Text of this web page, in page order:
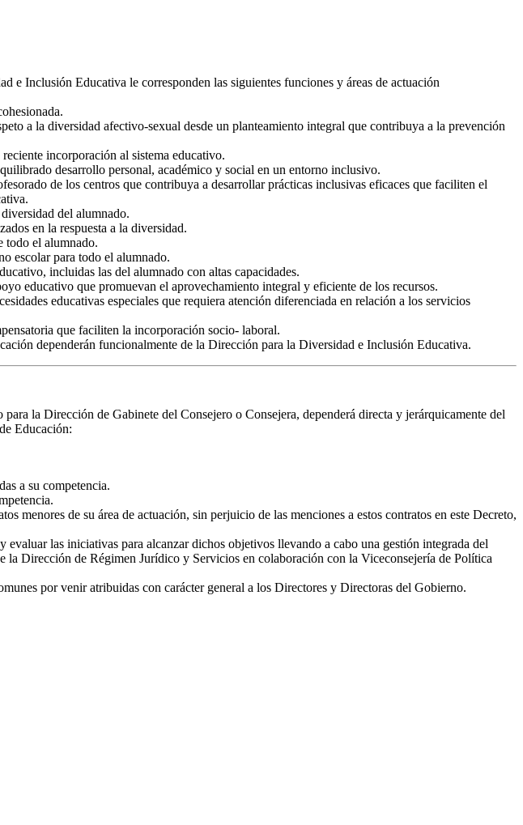
e Inclusión Educativa le corresponden las siguientes funciones y áreas de actuación
a la diversidad afectivo-sexual desde un planteamiento integral que contribuya a la prevención
incorporación al sistema educativo.
desarrollo personal, académico y social en un entorno inclusivo.
de los centros que contribuya a desarrollar prácticas inclusivas eficaces que faciliten el
del alumnado.
en la respuesta a la diversidad.
todo el alumnado.
escolar para todo el alumnado.
incluidas las del alumnado con altas capacidades.
educativo que promuevan el aprovechamiento integral y eficiente de los recursos.
educativas especiales que requiera atención diferenciada en relación a los servicios
que faciliten la incorporación socio- laboral.
dependerán funcionalmente de la Dirección para la Diversidad e Inclusión Educativa.
la Dirección de Gabinete del Consejero o Consejera, dependerá directa y jerárquicamente del
Educación:
a su competencia.
menores de su área de actuación, sin perjuicio de las menciones a estos contratos en este Decreto,
las iniciativas para alcanzar dichos objetivos llevando a cabo una gestión integrada del
Dirección de Régimen Jurídico y Servicios en colaboración con la Viceconsejería de Política
por venir atribuidas con carácter general a los Directores y Directoras del Gobierno.